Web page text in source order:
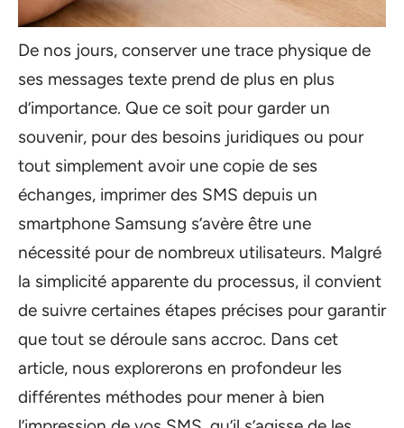
De nos jours, conserver une trace physique de
ses messages texte prend de plus en plus
d’importance. Que ce soit pour garder un
souvenir, pour des besoins juridiques ou pour
tout simplement avoir une copie de ses
échanges, imprimer des SMS depuis un
smartphone Samsung s’avère être une
nécessité pour de nombreux utilisateurs. Malgré
la simplicité apparente du processus, il convient
de suivre certaines étapes précises pour garantir
que tout se déroule sans accroc. Dans cet
article, nous explorerons en profondeur les
différentes méthodes pour mener à bien